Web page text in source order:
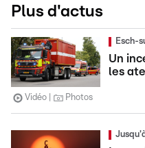
Plus d'actus
Esch-
Un
les
Vidéo Photos